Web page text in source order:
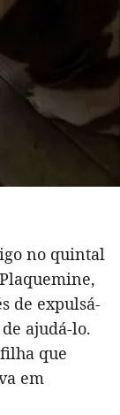
no quintal
de expulsá-
ajudá-lo.
que
em